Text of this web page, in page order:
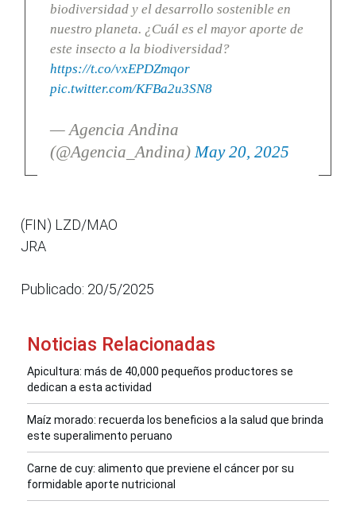
biodiversidad y el desarrollo sostenible en
nuestro planeta. ¿Cuál es el mayor aporte de
este insecto a la biodiversidad?
https://t.co/vxEPDZmqor
pic.twitter.com/KFBa2u3SN8
— Agencia Andina
(@Agencia_Andina)May 20, 2025
(FIN) LZD/MAO
JRA
Publicado: 20/5/2025
Noticias Relacionadas
Apicultura: más de 40,000 pequeños productores se
dedican a esta actividad
Maíz morado: recuerda los beneficios a la salud que brinda
este superalimento peruano
Carne de cuy: alimento que previene el cáncer por su
formidable aporte nutricional